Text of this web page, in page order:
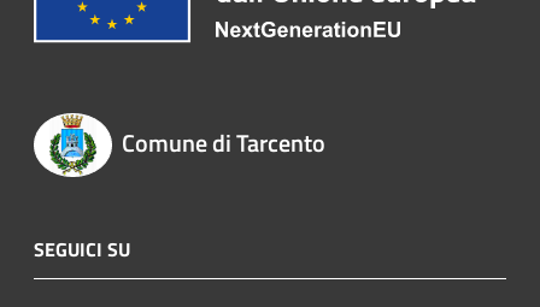
Comune di Tarcento
SEGUICI SU